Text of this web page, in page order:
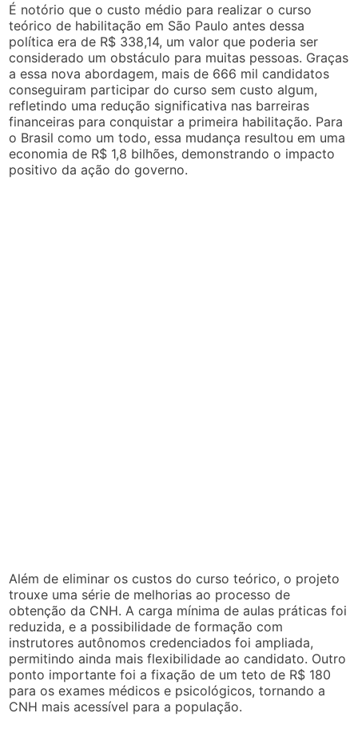
É notório que o custo médio para realizar o curso
teórico de habilitação em São Paulo antes dessa
política era de R$ 338,14, um valor que poderia ser
considerado um obstáculo para muitas pessoas. Graças
a essa nova abordagem, mais de 666 mil candidatos
conseguiram participar do curso sem custo algum,
refletindo uma redução significativa nas barreiras
financeiras para conquistar a primeira habilitação. Para
o Brasil como um todo, essa mudança resultou em uma
economia de R$ 1,8 bilhões, demonstrando o impacto
positivo da ação do governo.
Além de eliminar os custos do curso teórico, o projeto
trouxe uma série de melhorias ao processo de
obtenção da CNH. A carga mínima de aulas práticas foi
reduzida, e a possibilidade de formação com
instrutores autônomos credenciados foi ampliada,
permitindo ainda mais flexibilidade ao candidato. Outro
ponto importante foi a fixação de um teto de R$ 180
para os exames médicos e psicológicos, tornando a
CNH mais acessível para a população.